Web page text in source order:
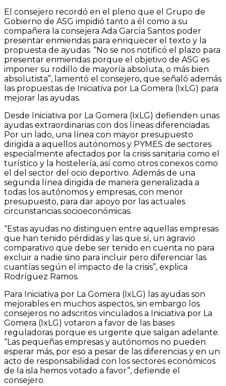
El consejero recordó en el pleno que el Grupo de
Gobierno de ASG impidió tanto a él como a su
compañera la consejera Ada García Santos poder
presentar enmiendas para enriquecer el texto y la
propuesta de ayudas. “No se nos notificó el plazo para
presentar enmiendas porque el objetivo de ASG es
imponer su rodillo de mayoría absoluta, o más bien
absolutista”, lamentó el consejero, que señaló además
las propuestas de Iniciativa por La Gomera (IxLG) para
mejorar las ayudas.
Desde Iniciativa por La Gomera (IxLG) defienden unas
ayudas extraordinarias con dos líneas diferenciadas.
Por un lado, una línea con mayor presupuesto
dirigida a aquellos autónomos y PYMES de sectores
especialmente afectados por la crisis sanitaria como el
turístico y la hostelería, así como otros conexos como
el del sector del ocio deportivo. Además de una
segunda línea dirigida de manera generalizada a
todas los autónomos y empresas, con menor
presupuesto, para dar apoyo por las actuales
circunstancias socioeconómicas.
“Estas ayudas no distinguen entre aquellas empresas
que han tenido pérdidas y las que sí, un agravio
comparativo que debe ser tenido en cuenta no para
excluir a nadie sino para incluir pero diferenciar las
cuantías según el impacto de la crisis”, explica
Rodríguez Ramos.
Para Iniciativa por La Gomera (IxLG) las ayudas son
mejorables en muchos aspectos, sin embargo los
consejeros no adscritos vinculados a Iniciativa por La
Gomera (IxLG) votaron a favor de las bases
reguladoras porque es urgente que salgan adelante.
“Las pequeñas empresas y autónomos no pueden
esperar más, por eso a pesar de las diferencias y en un
acto de responsabilidad con los sectores económicos
de la isla hemos votado a favor”, defiende el
consejero.